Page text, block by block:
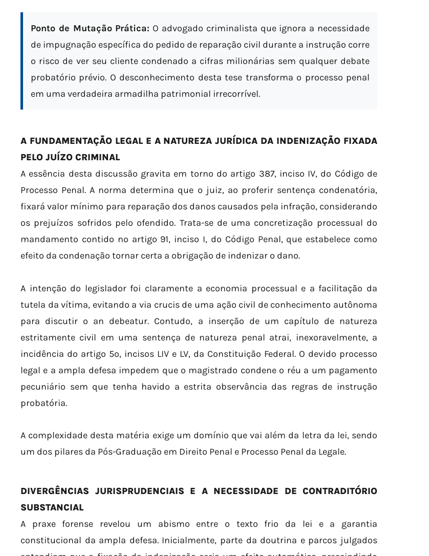
Ponto de Mutação Prática: O advogado criminalista que ignora a necessidade
de impugnação específica do pedido de reparação civil durante a instrução corre
o risco de ver seu cliente condenado a cifras milionárias sem qualquer debate
probatório prévio. O desconhecimento desta tese transforma o processo penal
em uma verdadeira armadilha patrimonial irrecorrível.
A FUNDAMENTAÇÃO LEGAL E A NATUREZA JURÍDICA DA INDENIZAÇÃO FIXADA
PELO JUÍZO CRIMINAL
A essência desta discussão gravita em torno do artigo 387, inciso IV, do Código de
Processo Penal. A norma determina que o juiz, ao proferir sentença condenatória,
fixará valor mínimo para reparação dos danos causados pela infração, considerando
os prejuízos sofridos pelo ofendido. Trata-se de uma concretização processual do
mandamento contido no artigo 91, inciso I, do Código Penal, que estabelece como
efeito da condenação tornar certa a obrigação de indenizar o dano.
A intenção do legislador foi claramente a economia processual e a facilitação da
tutela da vítima, evitando a via crucis de uma ação civil de conhecimento autônoma
para discutir o an debeatur. Contudo, a inserção de um capítulo de natureza
estritamente civil em uma sentença de natureza penal atrai, inexoravelmente, a
incidência do artigo 5º, incisos LIV e LV, da Constituição Federal. O devido processo
legal e a ampla defesa impedem que o magistrado condene o réu a um pagamento
pecuniário sem que tenha havido a estrita observância das regras de instrução
probatória.
A complexidade desta matéria exige um domínio que vai além da letra da lei, sendo
um dos pilares da Pós-Graduação em Direito Penal e Processo Penal da Legale.
DIVERGÊNCIAS JURISPRUDENCIAIS E A NECESSIDADE DE CONTRADITÓRIO
SUBSTANCIAL
A praxe forense revelou um abismo entre o texto frio da lei e a garantia
constitucional da ampla defesa. Inicialmente, parte da doutrina e parcos julgados